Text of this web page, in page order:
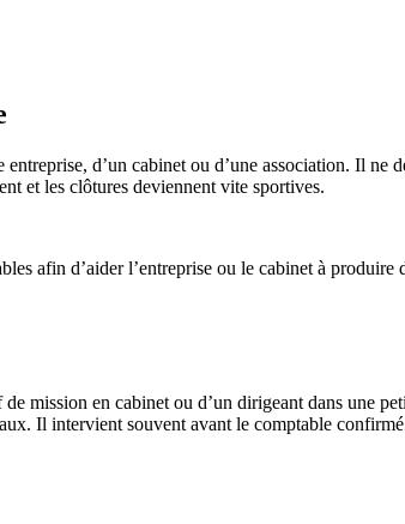
d’un cabinet ou d’une association. Il ne
et les clôtures deviennent vite sportives.
afin d’aider l’entreprise ou le cabinet à produire
mission en cabinet ou d’un dirigeant dans une
Il intervient souvent avant le comptable